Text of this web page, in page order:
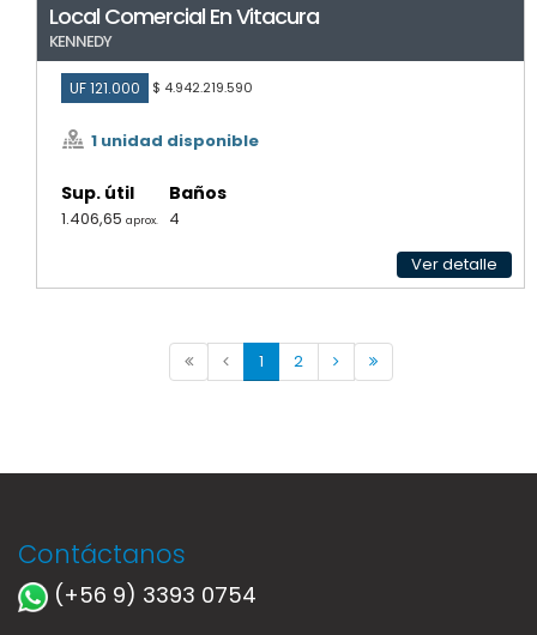
Local Comercial En Vitacura
KENNEDY
UF 121.000 $ 4.942.219.590
1 unidad disponible
Sup. útil
1.406,65 aprox.
Baños
4
Ver detalle
1 2
Contáctanos
(+56 9) 3393 0754